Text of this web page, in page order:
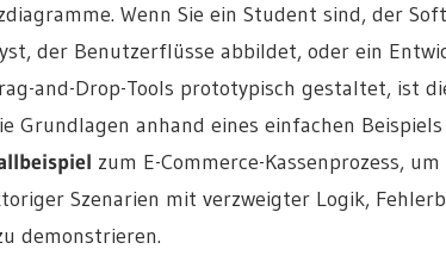
Wenn Sie ein Student sind, der
der Benutzerflüsse abbildet, oder ein
and-Drop-Tools prototypisch gestaltet, ist
Grundlagen anhand eines einfachen
zum E-Commerce-Kassenprozess,
Szenarien mit verzweigter Logik,
demonstrieren.